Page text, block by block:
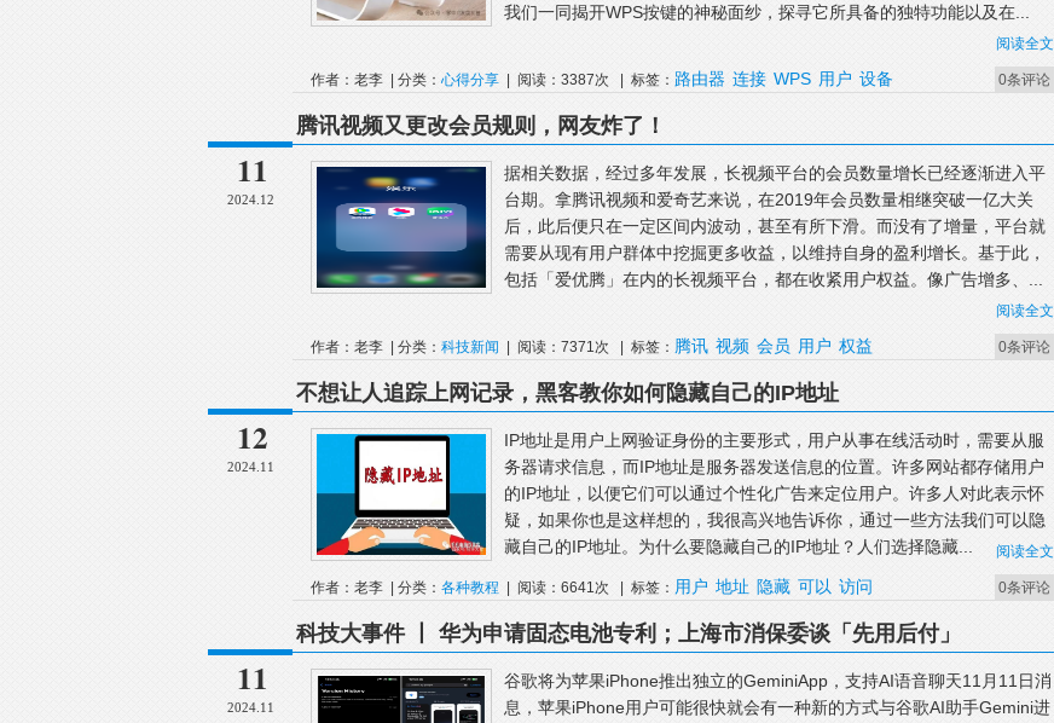
我们一同揭开WPS按键的神秘面纱，探寻它所具备的独特功能以及在...
阅读全文
0条评论
作者：老李 | 分类： 心得分享 | 阅读：3387次 | 标签： 路由器 连接 WPS 用户 设备
11
2024.12
腾讯视频又更改会员规则，网友炸了！
据相关数据，经过多年发展，长视频平台的会员数量增长已经逐渐进入平
台期。拿腾讯视频和爱奇艺来说，在2019年会员数量相继突破一亿大关
后，此后便只在一定区间内波动，甚至有所下滑。而没有了增量，平台就
需要从现有用户群体中挖掘更多收益，以维持自身的盈利增长。基于此，
包括「爱优腾」在内的长视频平台，都在收紧用户权益。像广告增多、...
阅读全文
0条评论
作者：老李 | 分类： 科技新闻 | 阅读：7371次 | 标签： 腾讯 视频 会员 用户 权益
12
2024.11
不想让人追踪上网记录，黑客教你如何隐藏自己的IP地址
IP地址是用户上网验证身份的主要形式，用户从事在线活动时，需要从服
务器请求信息，而IP地址是服务器发送信息的位置。许多网站都存储用户
的IP地址，以便它们可以通过个性化广告来定位用户。许多人对此表示怀
疑，如果你也是这样想的，我很高兴地告诉你，通过一些方法我们可以隐
藏自己的IP地址。为什么要隐藏自己的IP地址？人们选择隐藏...
阅读全文
0条评论
作者：老李 | 分类： 各种教程 | 阅读：6641次 | 标签： 用户 地址 隐藏 可以 访问
11
2024.11
科技大事件 丨 华为申请固态电池专利；上海市消保委谈「先用后付」
谷歌将为苹果iPhone推出独立的GeminiApp，支持AI语音聊天11月11日消
息，苹果iPhone用户可能很快就会有一种新的方式与谷歌AI助手Gemini进